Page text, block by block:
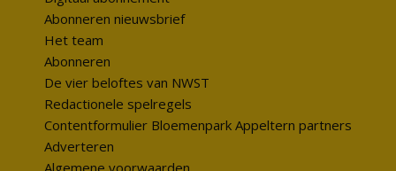
Abonneren nieuwsbrief
Het team
Abonneren
De vier beloftes van NWST
Redactionele spelregels
Contentformulier Bloemenpark Appeltern partners
Adverteren